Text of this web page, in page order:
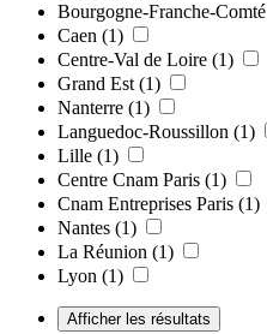
Bourgogne-Franche-Comté
Caen (1)
Centre-Val de Loire (1)
Grand Est (1)
Nanterre (1)
Languedoc-Roussillon (1)
Lille (1)
Centre Cnam Paris (1)
Cnam Entreprises Paris (1)
Nantes (1)
La Réunion (1)
Lyon (1)
Afficher les résultats